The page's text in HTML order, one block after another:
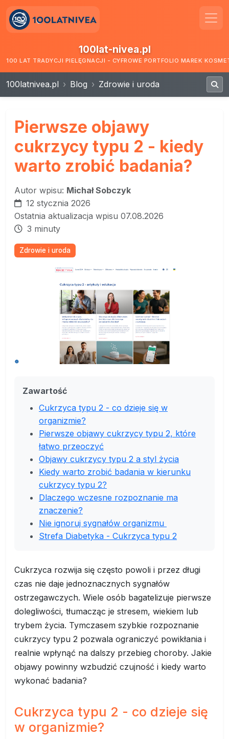
100lat-nivea.pl
100 LAT TRADYCJI PIELĘGNACJI - CYFROWE PORTFOLIO MAREK
100latnivea.pl Blog Zdrowie i uroda
Pierwsze objawy
cukrzycy typu 2 - kiedy
warto zrobić badania?
Autor wpisu: Michał Sobczyk
12 stycznia 2026
Ostatnia aktualizacja wpisu 07.08.2026
3 minuty
Zdrowie i uroda
Zawartość
Cukrzyca typu 2 - co dzieje się w
organizmie?
Pierwsze objawy cukrzycy typu 2, które
łatwo przeoczyć
Objawy cukrzycy typu 2 a styl życia
Kiedy warto zrobić badania w kierunku
cukrzycy typu 2?
Dlaczego wczesne rozpoznanie ma
znaczenie?
Nie ignoruj sygnałów organizmu
Strefa Diabetyka - Cukrzyca typu 2
Cukrzyca rozwija się często powoli i przez długi
czas nie daje jednoznacznych sygnałów
ostrzegawczych. Wiele osób bagatelizuje pierwsze
dolegliwości, tłumacząc je stresem, wiekiem lub
trybem życia. Tymczasem szybkie rozpoznanie
cukrzycy typu 2 pozwala ograniczyć powikłania i
realnie wpłynąć na dalszy przebieg choroby. Jakie
objawy powinny wzbudzić czujność i kiedy warto
wykonać badania?
Cukrzyca typu 2 - co dzieje się
w organizmie?